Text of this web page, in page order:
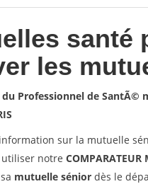
santé
les
Professionnel de SantÃ©
sur la mutuelle
notre COMPARATEUR
mutuelle sénior dès le